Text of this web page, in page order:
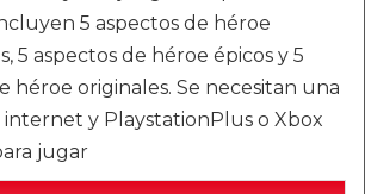
5 aspectos de héroe
5 aspectos de héroe épicos y 5
héroe originales. Se necesitan una
internet y PlaystationPlus o Xbox
jugar